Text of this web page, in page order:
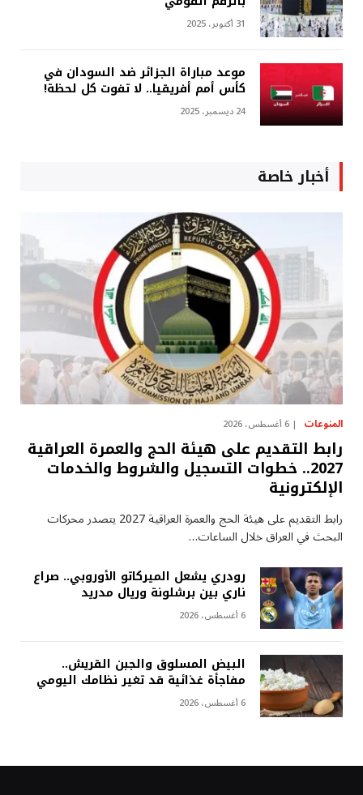
31 أكتوبر، 2025
موعد مباراة الجزائر ضد السودان في
كأس أمم أفريقيا.. لا تفوت كل لحظة!
24 ديسمبر، 2025
أخبار خاصة
المنوعات 6 أغسطس، 2026
رابط التقديم على هيئة الحج والعمرة العراقية
2027.. خطوات التسجيل والشروط والخدمات
الإلكترونية
رابط التقديم على هيئة الحج والعمرة العراقية 2027 يتصدر محركات
البحث في العراق خلال الساعات…
رودري يشعل الميركاتو الأوروبي.. صراع
ناري بين برشلونة وريال مدريد
6 أغسطس، 2026
البيض المسلوق والجبن القريش..
مفاجأة غذائية قد تغير نظامك اليومي
6 أغسطس، 2026